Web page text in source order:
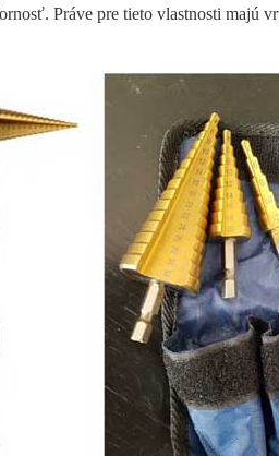
Práve pre tieto vlastnosti majú